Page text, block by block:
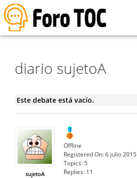
diario sujetoA
Este debate está vacío.
sujetoA
Offline
Registered On:6 julio 2015
Topics:5
Replies: 11